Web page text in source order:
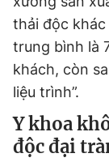
thải độc khác
trung bình là
khách, còn
liệu trình”.
Y khoa
độc đại